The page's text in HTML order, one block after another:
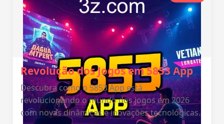
Revolução dos Jogos em 5853 App
Descubra como o 5853 App está
revolucionando o mundo dos jogos em 2026
com novas dinâmicas e inovações tecnológicas.